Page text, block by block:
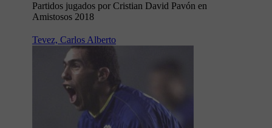
Partidos jugados por Cristian David Pavón en
Amistosos 2018
Tevez, Carlos Alberto